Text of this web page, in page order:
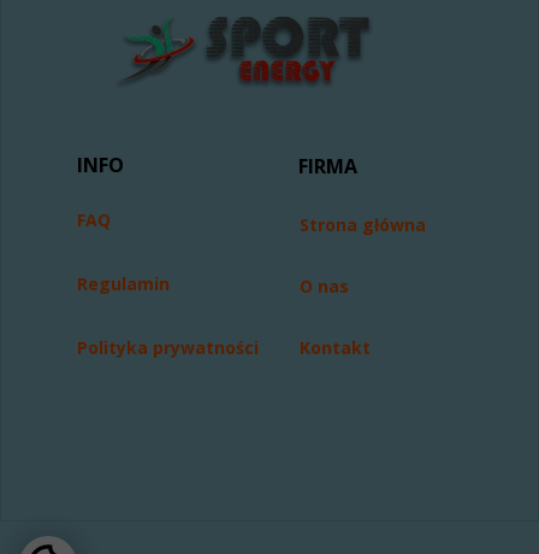
FIRMA
Strona główna
O nas
Kontakt
Polityka prywatności
FAQ
Regulamin
INFO